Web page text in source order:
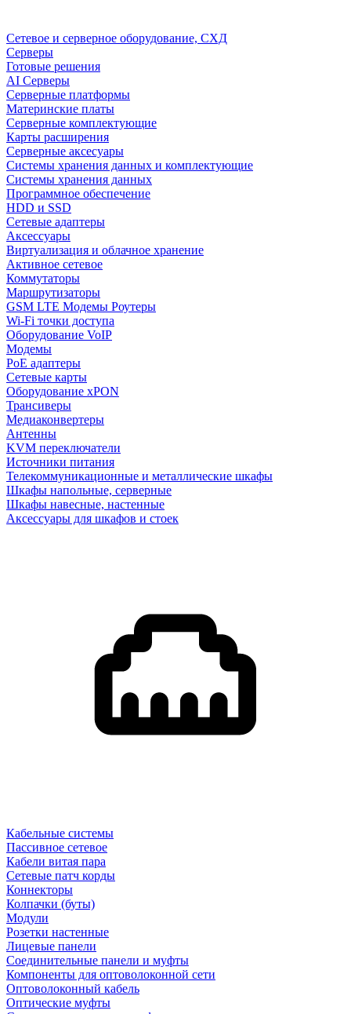
Сетевое и серверное оборудование, СХД
Cерверы
Готовые решения
AI Серверы
Серверные платформы
Материнские платы
Серверные комплектующие
Карты расширения
Серверные аксесуары
Системы хранения данных и комплектующие
Системы хранения данных
Программное обеспечение
HDD и SSD
Сетевые адаптеры
Аксессуары
Виртуализация и облачное хранение
Активное сетевое
Коммутаторы
Маршрутизаторы
GSM LTE Модемы Роутеры
Wi-Fi точки доступа
Оборудование VoIP
Модемы
PoE адаптеры
Сетевые карты
Оборудование xPON
Трансиверы
Медиаконвертеры
Антенны
KVM переключатели
Источники питания
Телекоммуникационные и металлические шкафы
Шкафы напольные, серверные
Шкафы навесные, настенные
Аксессуары для шкафов и стоек
Кабельные системы
Пассивное сетевое
Кабели витая пара
Сетевые патч корды
Коннекторы
Колпачки (буты)
Модули
Розетки настенные
Лицевые панели
Соединительные панели и муфты
Компоненты для оптоволоконной сети
Оптоволоконный кабель
Оптические муфты